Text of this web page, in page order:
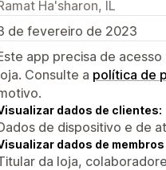
Ha'sharon, IL
de fevereiro de 2023
app precisa de
Consulte a política de
dados de clientes:
de dispositivo e de
dados de
da loja,